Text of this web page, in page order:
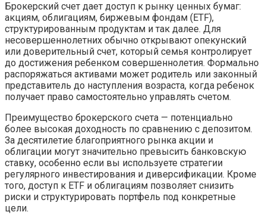
Брокерский счет дает доступ к рынку ценных бумаг:
акциям, облигациям, биржевым фондам (ETF),
структурированным продуктам и так далее. Для
несовершеннолетних обычно открывают опекунский
или доверительный счет, который семья контролирует
до достижения ребенком совершеннолетия. Формально
распоряжаться активами может родитель или законный
представитель до наступления возраста, когда ребенок
получает право самостоятельно управлять счетом.
Преимущество брокерского счета — потенциально
более высокая доходность по сравнению с депозитом.
За десятилетие благоприятного рынка акции и
облигации могут значительно превысить банковскую
ставку, особенно если вы используете стратегии
регулярного инвестирования и диверсификации. Кроме
того, доступ к ETF и облигациям позволяет снизить
риски и структурировать портфель под конкретные
цели.